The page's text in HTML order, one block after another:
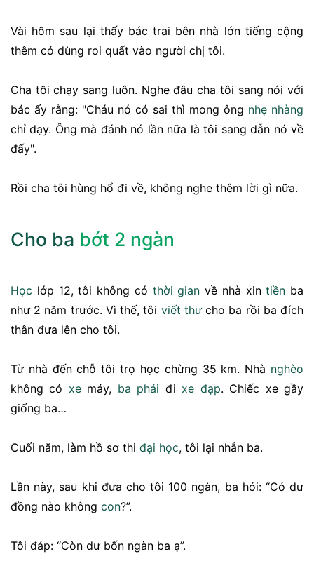
Vài hôm sau lại thấy bác trai bên nhà lớn tiếng cộng
thêm có dùng roi quất vào người chị tôi.
Cha tôi chạy sang luôn. Nghe đâu cha tôi sang nói với
bác ấy rằng: "Cháu nó có sai thì mong ông nhẹ nhàng
chỉ dạy. Ông mà đánh nó lần nữa là tôi sang dẫn nó về
đấy".
Rồi cha tôi hùng hổ đi về, không nghe thêm lời gì nữa.
Cho ba bớt 2 ngàn
Học lớp 12, tôi không có thời gian về nhà xintiền ba
như 2 năm trước. Vì thế, tôi viết thưcho ba rồi ba đích
thân đưa lên cho tôi.
Từ nhà đến chỗ tôi trọ học chừng 35 km. Nhà nghèo
không có xemáy, ba phải đi xe đạp. Chiếc xe gầy
giống ba…
Cuối năm, làm hồ sơ thi đại học, tôi lại nhắn ba.
Lần này, sau khi đưa cho tôi 100 ngàn, ba hỏi: “Có dư
đồng nào không con?”.
Tôi đáp: “Còn dư bốn ngàn ba ạ”.